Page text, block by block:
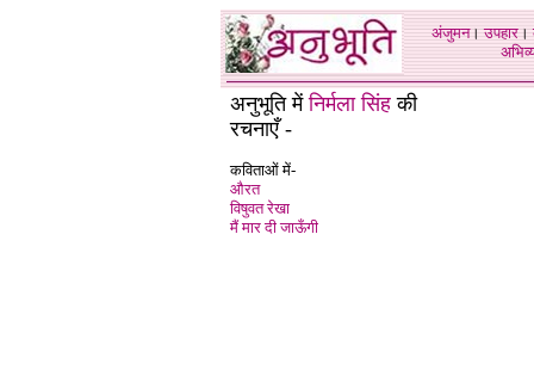
अंजुमन।उपहार।
अनुभूति मेंनिर्मला सिंह की
रचनाएँ -
कविताओं में-
औरत
विषुवत रेखा
मैं मार दी जाऊँगी